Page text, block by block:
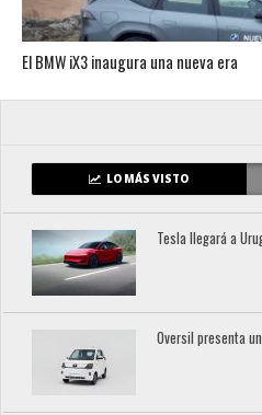
El BMW iX3 inaugura una nueva era
LO MÁS VISTO
Tesla llegará a
Oversil presenta